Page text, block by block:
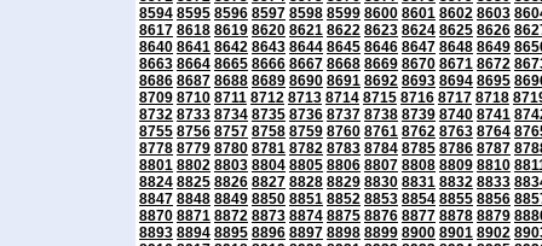
8594 8595 8596 8597 8598 8599 8600 8601 8602 8603
8617 8618 8619 8620 8621 8622 8623 8624 8625 8626
8640 8641 8642 8643 8644 8645 8646 8647 8648 8649
8663 8664 8665 8666 8667 8668 8669 8670 8671 8672
8686 8687 8688 8689 8690 8691 8692 8693 8694 8695
8709 8710 8711 8712 8713 8714 8715 8716 8717 8718
8732 8733 8734 8735 8736 8737 8738 8739 8740 8741
8755 8756 8757 8758 8759 8760 8761 8762 8763 8764
8778 8779 8780 8781 8782 8783 8784 8785 8786 8787
8801 8802 8803 8804 8805 8806 8807 8808 8809 8810
8824 8825 8826 8827 8828 8829 8830 8831 8832 8833
8847 8848 8849 8850 8851 8852 8853 8854 8855 8856
8870 8871 8872 8873 8874 8875 8876 8877 8878 8879
8893 8894 8895 8896 8897 8898 8899 8900 8901 8902